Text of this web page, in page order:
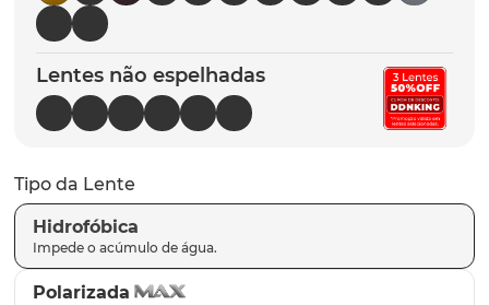
Lentes não espelhadas
Tipo da Lente
Hidrofóbica
Polarizada
6º t-shock
7º gasket
8º parafusos
9º latch